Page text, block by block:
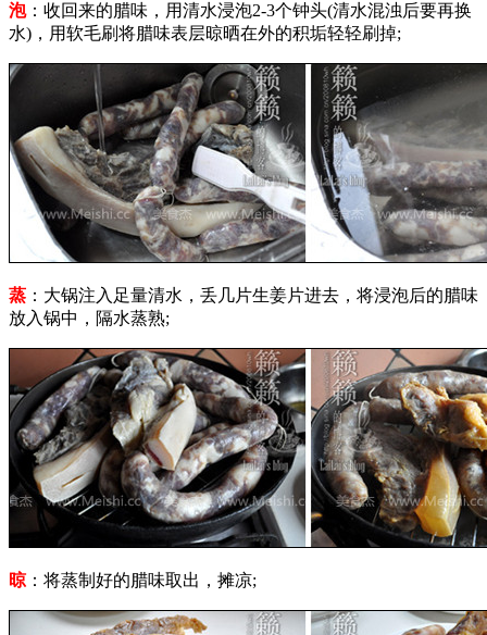
泡：收回来的腊味，用清水浸泡2-3个钟头(清水混浊后要再换
水)，用软毛刷将腊味表层晾晒在外的积垢轻轻刷掉;
蒸 ：大锅注入足量清水，丢几片生姜片进去，将浸泡后的腊味
放入锅中，隔水蒸熟;
晾 ：将蒸制好的腊味取出，摊凉;